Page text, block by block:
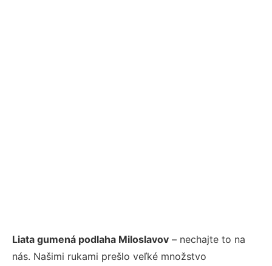
Liata gumená podlaha Miloslavov – nechajte to na
nás. Našimi rukami prešlo veľké množstvo